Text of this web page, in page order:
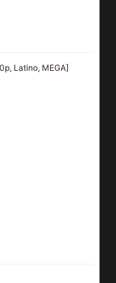
Latino, MEGA]